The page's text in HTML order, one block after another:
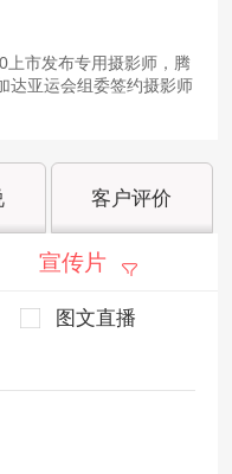
上市发布专用摄影师，腾
达亚运会组委签约摄影师
客户评价
宣传片
图文直播